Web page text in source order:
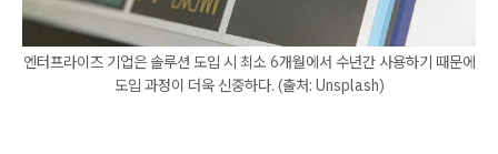
엔터프라이즈 기업은 솔루션 도입 시 최소 6개월에서 수년간 사용하기 때문에
도입 과정이 더욱 신중하다. (출처: Unsplash)